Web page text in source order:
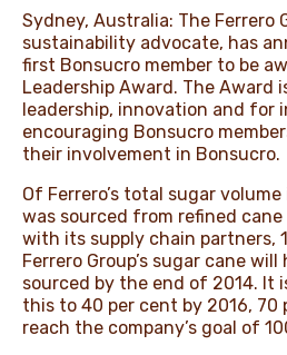
ӘДЕП КОДЕКСІ
Sydney, Australia: The Ferrero
sustainability advocate, has
first Bonsucro member to be
Leadership Award. The Award
leadership, innovation and for
encouraging Bonsucro
their involvement in Bonsucro.
Of Ferrero’s total sugar
was sourced from refined cane
with its supply chain partners,
Ferrero Group’s sugar cane
sourced by the end of 2014. It
this to 40 per cent by 2016, 70
reach the company’s goal of